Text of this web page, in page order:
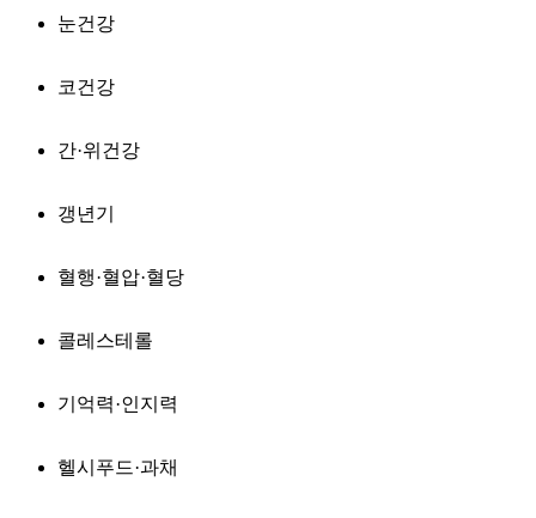
눈건강
코건강
간·위건강
갱년기
혈행·혈압·혈당
콜레스테롤
기억력·인지력
헬시푸드·과채